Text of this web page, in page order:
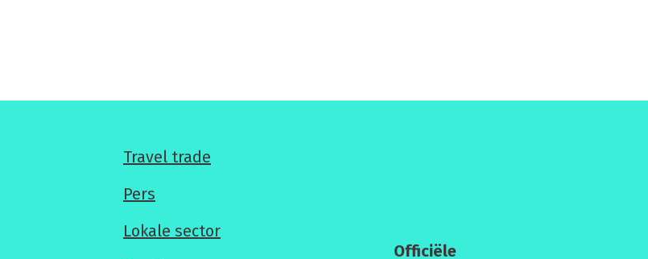
Voor
professionals
Travel trade
Pers
Lokale sector
Officiële